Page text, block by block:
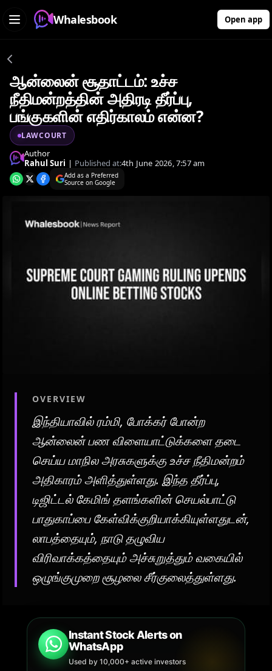
Whalesbook Open app
ஆன்லைன் சூதாட்டம்: உச்ச
நீதிமன்றத்தின் அதிரடி தீர்ப்பு,
பங்குகளின் எதிர்காலம் என்ன?
LAWCOURT
Author
Rahul Suri | Published at:4th June 2026, 7:57 am
Add as a Preferred
Source on Google
OVERVIEW
இந்தியாவில் ரம்மி, போக்கர் போன்ற
ஆன்லைன் பண விளையாட்டுக்களை தடை
செய்ய மாநில அரசுகளுக்கு உச்ச நீதிமன்றம்
அதிகாரம் அளித்துள்ளது. இந்த தீர்ப்பு,
டிஜிட்டல் கேமிங் தளங்களின் செயல்பாட்டு
பாதுகாப்பை கேள்விக்குறியாக்கியுள்ளதுடன்,
லாபத்தையும், நாடு தழுவிய
விரிவாக்கத்தையும் அச்சுறுத்தும் வகையில்
ஒழுங்குமுறை சூழலை சீர்குலைத்துள்ளது.
Instant Stock Alerts on
WhatsApp
Used by 10,000+ active investors